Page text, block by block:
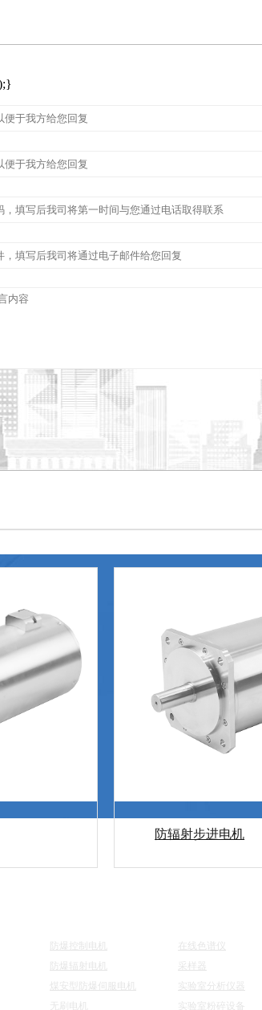
防辐射步进电机
防爆控制电机
防爆辐射电机
煤安型防爆伺服电机
无刷电机
在线色谱仪
采样器
实验室分析仪器
实验室粉碎设备